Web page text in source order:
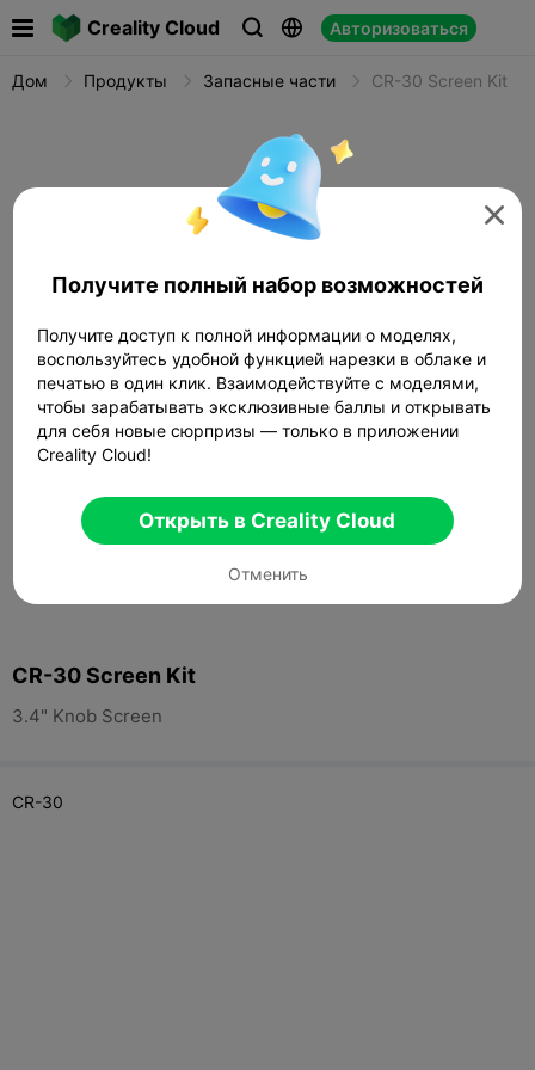
Creality Cloud   Авторизоваться
 
Дом Продукты Запасные части CR-30 Screen Kit
CR-30 Screen Kit
3.4" Knob Screen
CR-30

Получите полный набор возможностей
Получите доступ к полной информации о моделях,
воспользуйтесь удобной функцией нарезки в облаке и
печатью в один клик. Взаимодействуйте с моделями,
чтобы зарабатывать эксклюзивные баллы и открывать
для себя новые сюрпризы — только в приложении
Creality Cloud!
Открыть в Creality Cloud
Отменить